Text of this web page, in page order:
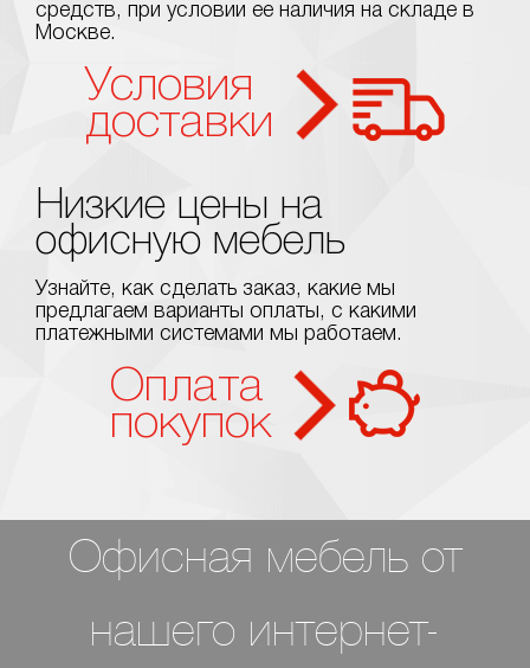
средств, при условии ее наличия на складе в
Москве.
Условия
доставки
Низкие цены на
офисную мебель
Узнайте, как сделать заказ, какие мы
предлагаем варианты оплаты, с какими
платежными системами мы работаем.
Оплата
покупок
Офисная мебель от
нашего интернет-